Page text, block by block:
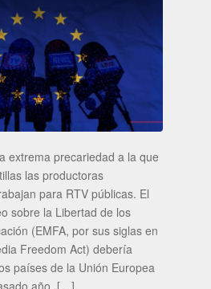
extrema precariedad a la que
las productoras
para RTV públicas. El
sobre la Libertad de los
(EMFA, por sus siglas en
Freedom Act) debería
países de la Unión Europea